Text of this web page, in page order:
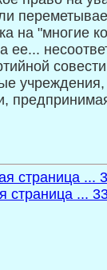
на "многие
ее...
страница ...
страница ...